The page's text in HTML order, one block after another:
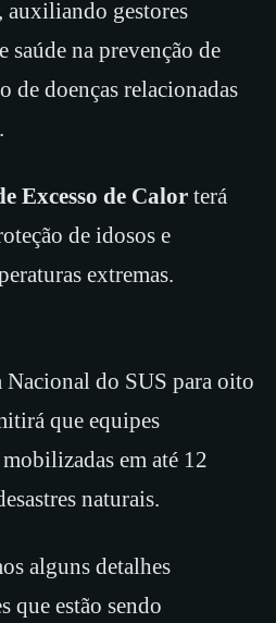
auxiliando gestores
saúde na prevenção de
de doenças relacionadas
Excesso de Calor terá
de idosos e
extremas.
Nacional do SUS para oito
que equipes
em até 12
naturais.
alguns detalhes
que estão sendo